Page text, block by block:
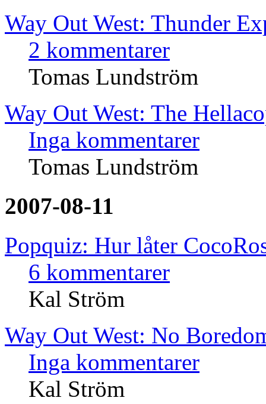
Way Out West: Thunder
2 kommentarer
Tomas Lundström
Way Out West: The
Inga kommentarer
Tomas Lundström
2007-08-11
Popquiz: Hur låter
6 kommentarer
Kal Ström
Way Out West: No
Inga kommentarer
Kal Ström